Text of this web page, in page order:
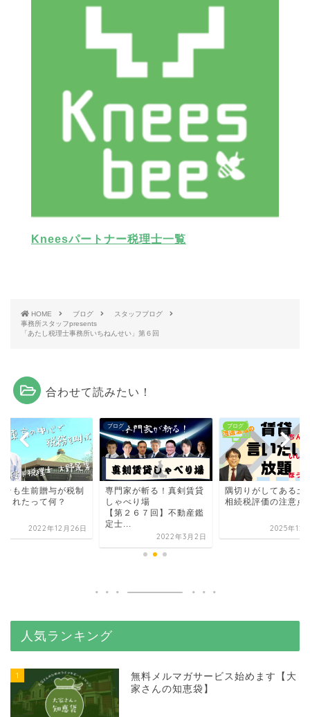
Kneesパートナー税理士一覧
HOME ブログ
スタッフブログ
事務所スタッフpresents
「あたし税理士事務所いちねんせい」第６回
合わせて読みたい！
そも生前贈与が税制
されたって何？
2022年12月26日
ブログ
専門家が斬る！真剣賃貸
しゃべり場
【第２６７回】不動産鑑
定士...
2022年3月2日
ブログ
隅切りがしてある土
相続税評価の注意点
2025年12
人気ランキング
1
無料メルマガサービス始めます【大
家さんの知恵袋】